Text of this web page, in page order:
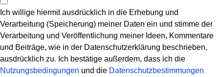
Ich willige hiermit ausdrücklich in die Erhebung und
Verarbeitung (Speicherung) meiner Daten ein und stimme der
Verarbeitung und Veröffentlichung meiner Ideen, Kommentare
und Beiträge, wie in der Datenschutzerklärung beschrieben,
ausdrücklich zu. Ich bestätige außerdem, dass ich die
Nutzungsbedingungen und die Datenschutzbestimmungen